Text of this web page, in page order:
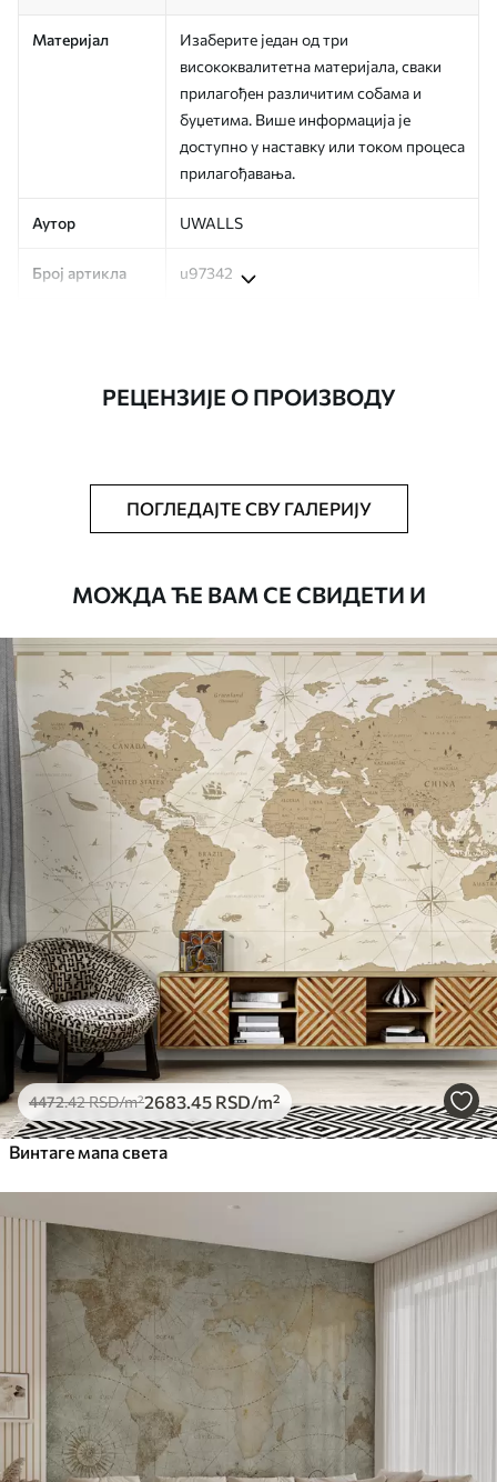
Материјал
Изаберите један од три
висококвалитетна материјала, сваки
прилагођен различитим собама и
буџетима. Више информација је
доступно у наставку или током процеса
прилагођавања.
Аутор UWALLS
Број артикла u97342
Тапета се може нежно очистити меким
сунђером. Позадине са завршном
водом.
Доступни материјали
Стандард
4472 .422683.45RSD/m²
Премиум
5525 .00 3315 .00 RSD/m²
Премиум
6333.333800.00RSD/m²
Peel and Stick
8166.674900.00RSD/m²
РЕЦЕНЗИЈЕ О ПРОИЗВОДУ
ПОГЛЕДАЈТЕ СВУ ГАЛЕРИЈУ
МОЖДА ЋЕ ВАМ СЕ СВИДЕТИ И
4472.42RSD/m²2683.45 RSD/m²
Винтаге мапа света